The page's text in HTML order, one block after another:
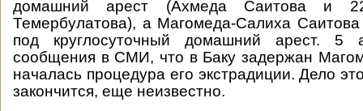
домашний арест (Ахмеда Саитова и
Темербулатова), а Магомеда-Салиха
под круглосуточный домашний арест. 5
сообщения в СМИ, что в Баку задержан
началась процедура его экстрадиции. Дело
закончится, еще неизвестно.